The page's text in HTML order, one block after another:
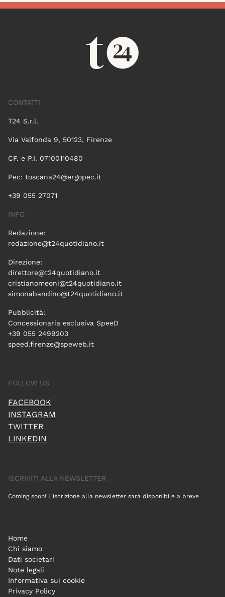
CONTATTI
T24 S.r.l.
Via Valfonda 9, 50123, Firenze
CF. e P.I. 07100110480
Pec: toscana24@ergopec.it
+39 055 27071
INFO
Redazione:
redazione@t24quotidiano.it
Direzione:
direttore@t24quotidiano.it
cristianomeoni@t24quotidiano.it
simonabandino@t24quotidiano.it
Pubblicità:
Concessionaria esclusiva SpeeD
+39 055 2499203
speed.firenze@speweb.it
FOLLOW US
FACEBOOK
INSTAGRAM
TWITTER
LINKEDIN
ISCRIVITI ALLA NEWSLETTER
Coming soon! L'iscrizione alla newsletter sarà disponibile a breve
Home
Chi siamo
Dati societari
Note legali
Informativa sui cookie
Privacy Policy